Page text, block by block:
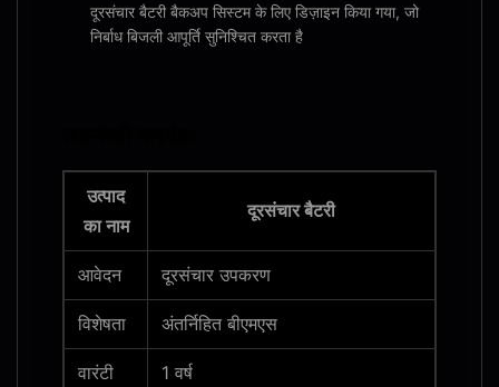
दूरसंचार बैटरी बैकअप सिस्टम के लिए डिज़ाइन किया गया, जो
निर्बाध बिजली आपूर्ति सुनिश्चित करता है
उत्पाद
का नाम
दूरसंचार बैटरी
आवेदन दूरसंचार उपकरण
विशेषता अंतर्निहित बीएमएस
वारंटी 1 वर्ष